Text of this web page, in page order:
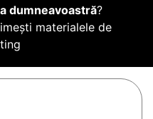
dumneavoastră?
materialele de